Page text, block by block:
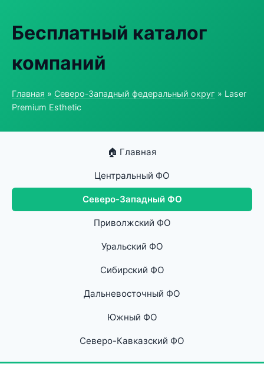
Бесплатный каталог
компаний
Главная » Северо-Западный федеральный округ » Laser
Premium Esthetic
🏠 Главная
Центральный ФО
Северо-Западный ФО
Приволжский ФО
Уральский ФО
Сибирский ФО
Дальневосточный ФО
Южный ФО
Северо-Кавказский ФО